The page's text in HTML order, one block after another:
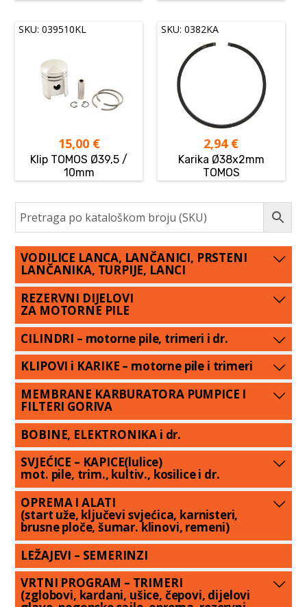
SKU: 039510KL
15,00 €
Klip TOMOS Ø39,5 /
10mm
SKU: 0382KA
2,94 €
Karika Ø38x2mm
TOMOS
VODILICE LANCA, LANČANICI, PRSTENI
LANČANIKA, TURPIJE, LANCI
REZERVNI DIJELOVI
ZA MOTORNE PILE
CILINDRI – motorne pile, trimeri i dr.
KLIPOVI i KARIKE – motorne pile i trimeri
MEMBRANE KARBURATORA PUMPICE I
FILTERI GORIVA
BOBINE, ELEKTRONIKA i dr.
SVJEĆICE – KAPICE(lulice)
mot. pile, trim., kultiv., kosilice i dr.
OPREMA I ALATI
(start uže, ključevi svjećica, karnisteri,
brusne ploče, šumar. klinovi, remeni)
LEŽAJEVI – SEMERINZI
VRTNI PROGRAM – TRIMERI
(zglobovi, kardani, ušice, čepovi, dijelovi